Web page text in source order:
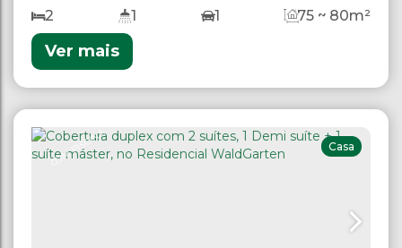
2 1 75 ~ 80m²
1
Ver mais
COM PISCINA Casa